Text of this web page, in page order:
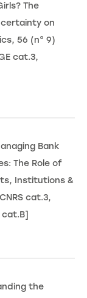
The
on
56 (n° 9)
cat.3,
Bank
The Role of
Institutions &
cat.3,
cat.B]
the